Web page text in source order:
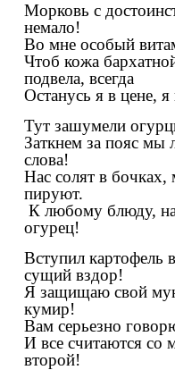
Морковь с
немало!
Во мне особый
Чтоб кожа
подвела, всегда
Останусь я в цене,
Тут зашумели
Заткнем за пояс мы
слова!
Нас солят в
пируют.
К любому блюду,
огурец!
Вступил картофель
сущий вздор!
Я защищаю свой
кумир!
Вам серьезно
И все считаются со
второй!